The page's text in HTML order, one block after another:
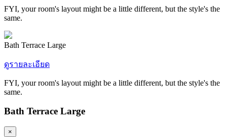
FYI, your room's layout might be a little different, but the style's the
same.
Bath Terrace Large
ดูรายละเอียด
FYI, your room's layout might be a little different, but the style's the
same.
Bath Terrace Large
×